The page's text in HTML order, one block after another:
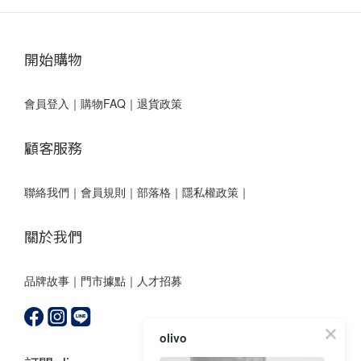
開始購物
會員登入 ｜ 購物FAQ ｜ 退貨政策
顧客服務
聯絡我們 ｜ 會員規則 ｜ 部落格 ｜ 隱私權政策｜
關於我們
品牌故事 ｜ 門市據點 ｜ 人才招募
olivo